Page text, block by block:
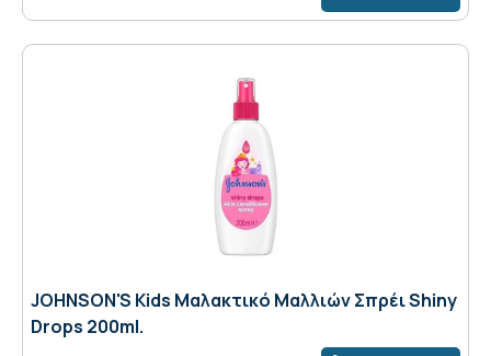
JOHNSON'S Kids Mαλακτικό Μαλλιών Σπρέι Shiny
Drops 200ml.